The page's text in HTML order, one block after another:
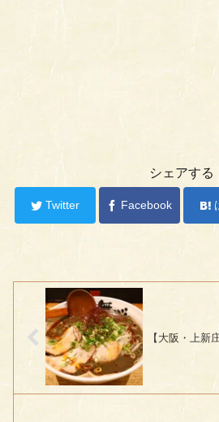
シェアする
Twitter Facebook
【大阪・上新